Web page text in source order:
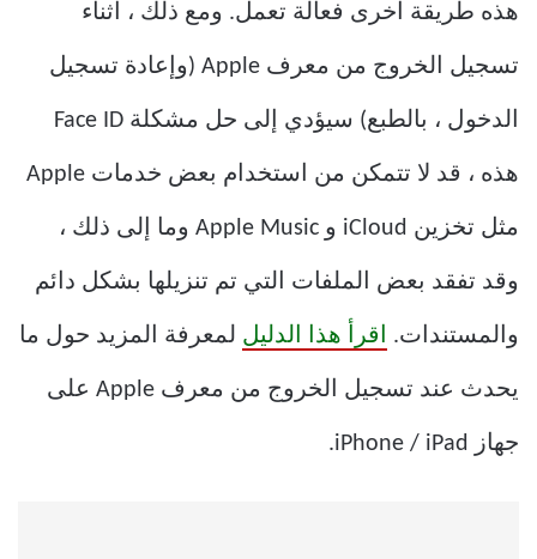
هذه طريقة أخرى فعالة تعمل. ومع ذلك ، أثناء
تسجيل الخروج من معرف Apple (وإعادة تسجيل
الدخول ، بالطبع) سيؤدي إلى حل مشكلة Face ID
هذه ، قد لا تتمكن من استخدام بعض خدمات Apple
مثل تخزين iCloud و Apple Music وما إلى ذلك ،
وقد تفقد بعض الملفات التي تم تنزيلها بشكل دائم
والمستندات. اقرأ هذا الدليل لمعرفة المزيد حول ما
يحدث عند تسجيل الخروج من معرف Apple على
جهاز iPhone / iPad.